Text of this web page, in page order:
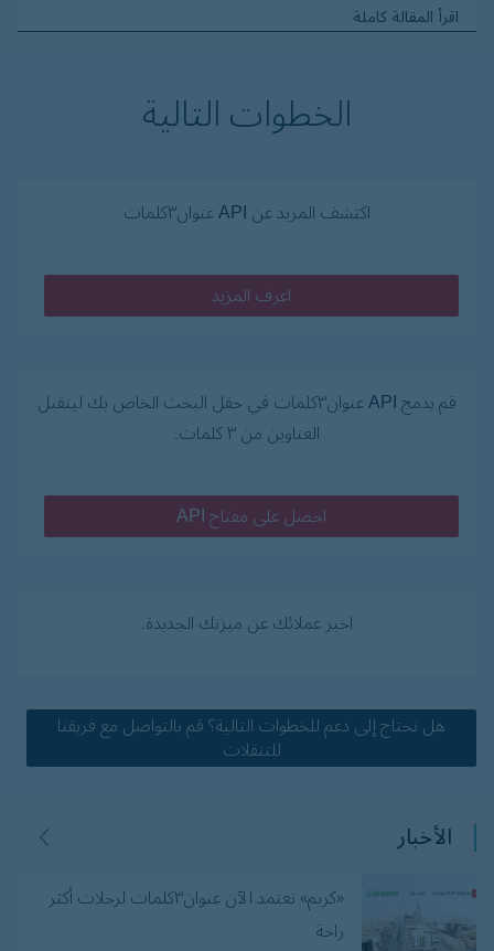
اقرأ المقالة كاملة
الخطوات التالية
اكتشف المزيد عن API عنوان٣كلمات
اعرف المزيد
قم بدمج API عنوان٣كلمات في حقل البحث الخاص بك ليتقبل
العناوين من ٣ كلمات.
احصل على مفتاح API
اخبر عملائك عن ميزتك الجديدة.
هل تحتاج إلى دعم للخطوات التالية؟ قم بالتواصل مع فريقنا
للتنقلات
الأخبار
«كريم» تعتمد الآن عنوان٣كلمات لرحلات أكثر
راحة